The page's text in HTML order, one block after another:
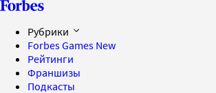
Рубрики
Forbes Games New
Рейтинги
Франшизы
Подкасты